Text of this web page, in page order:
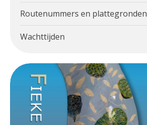
Routenummers en plattegronden
Wachttijden